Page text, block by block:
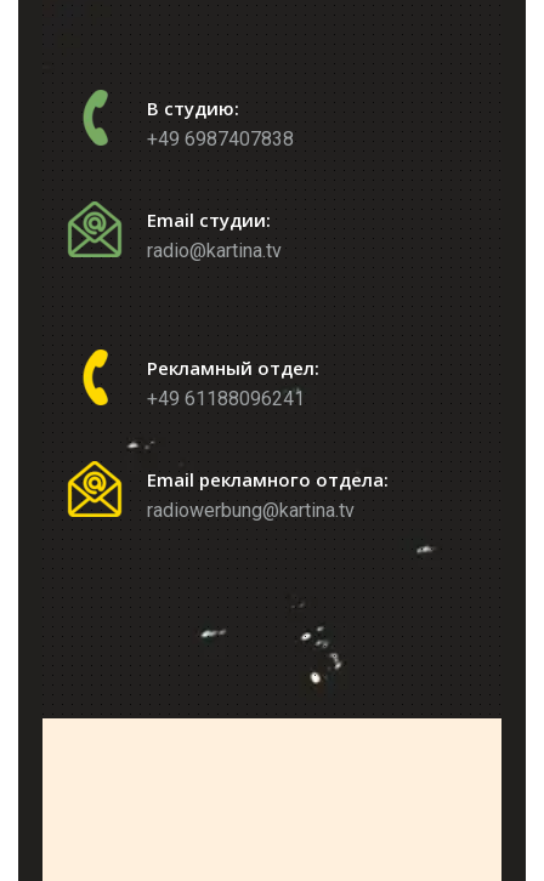
В студию:
+49 6987407838
Email студии:
radio@kartina.tv
Рекламный отдел:
+49 61188096241
Email рекламного отдела:
radiowerbung@kartina.tv